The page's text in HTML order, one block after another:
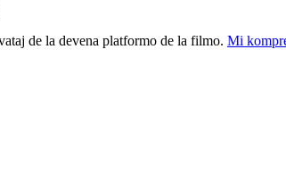
de la devena platformo de la filmo. Mi